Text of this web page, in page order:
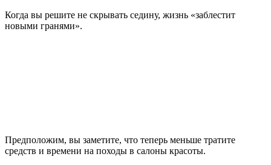
Когда вы решите не скрывать седину, жизнь «заблестит
новыми гранями».
Предположим, вы заметите, что теперь меньше тратите
средств и времени на походы в салоны красоты.